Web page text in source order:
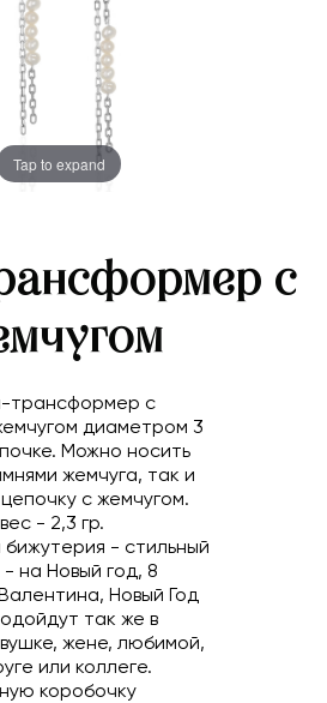
Tap to expand
с
трансформер с
диаметром 3
Можно носить
жемчуга, так и
с жемчугом.
- 2,3 гр.
- стильный
на Новый год, 8
Новый Год
так же в
жене, любимой,
или коллеге.
коробочку